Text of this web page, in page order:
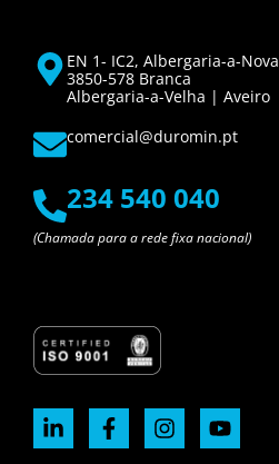
EN 1- IC2, Albergaria-a-Nova
3850-578 Branca
Albergaria-a-Velha | Aveiro
comercial@duromin.pt
234 540 040
(Chamada para a rede fixa nacional)